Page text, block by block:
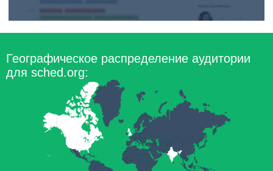
Географическое распределение аудитории
для sched.org: